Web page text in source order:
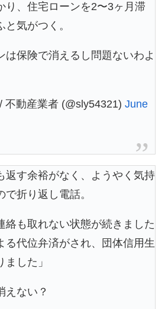
り、住宅ローンを2〜3ヶ月滞
気がつく。
は保険で消えるし問題ないわよ
動産業者 (@sly54321) June
返す余裕がなく、ようやく気持
折り返し電話。
絡も取れない状態が続きました
る代位弁済がされ、団体信用生
した」
えない？